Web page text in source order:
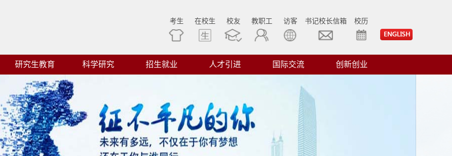
考生 在校生 校友 教职工 访客 书记校长信箱 校历
研究生教育 科学研究 招生就业 人才引进 国际交流 创新创业